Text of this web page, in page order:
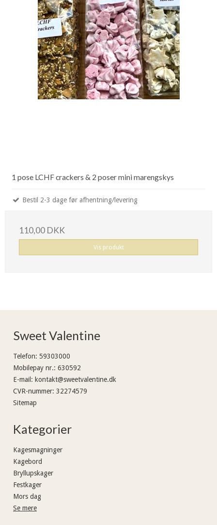
1 pose LCHF crackers & 2 poser mini marengskys
Bestil 2-3 dage før afhentning/levering
110,00 DKK
Vis produkt
Sweet Valentine
Telefon: 59303000
Mobilepay nr.: 630592
E-mail : kontakt@sweetvalentine.dk
CVR-nummer: 32274579
Sitemap
Kategorier
Kagesmagninger
Kagebord
Bryllupskager
Festkager
Mors dag
Se mere